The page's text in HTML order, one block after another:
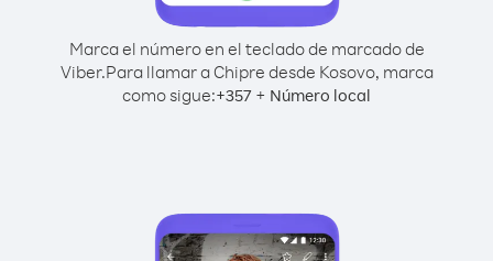
Marca el número en el teclado de marcado de
Viber.Para llamar a Chipre desde Kosovo, marca
como sigue:+357 + Número local